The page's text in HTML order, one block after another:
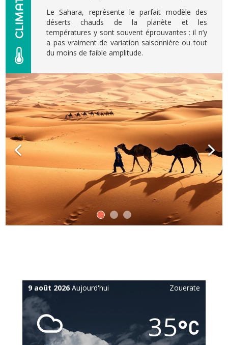
Le Sahara, représente le parfait modèle des
déserts chauds de la planète et les
températures y sont souvent éprouvantes : il n’y
a pas vraiment de variation saisonnière ou tout
du moins de faible amplitude.
9 août 2026Aujourd'hui Zouerate
35